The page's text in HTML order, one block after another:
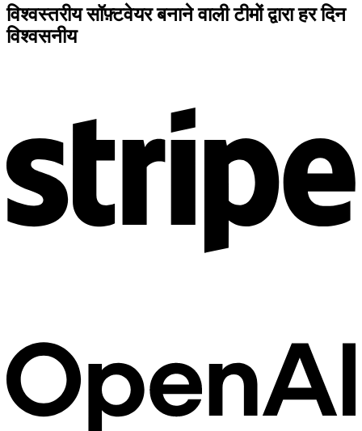
विश्वस्तरीय सॉफ़्टवेयर बनाने वाली टीमों द्वारा हर दिन
विश्वसनीय